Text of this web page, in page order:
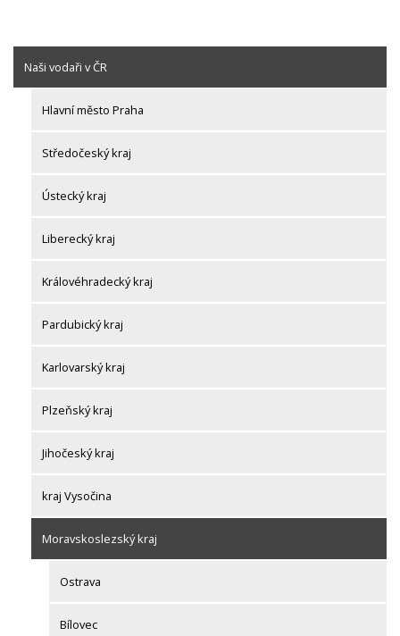
Naši vodaři v ČR
Hlavní město Praha
Středočeský kraj
Ústecký kraj
Liberecký kraj
Královéhradecký kraj
Pardubický kraj
Karlovarský kraj
Plzeňský kraj
Jihočeský kraj
kraj Vysočina
Moravskoslezský kraj
Ostrava
Bílovec